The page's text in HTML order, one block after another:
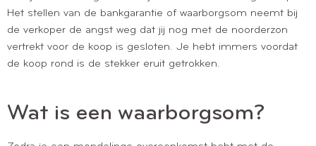
Het stellen van de bankgarantie of waarborgsom neemt bij
de verkoper de angst weg dat jij nog met de noorderzon
vertrekt voor de koop is gesloten. Je hebt immers voordat
de koop rond is de stekker eruit getrokken.
Wat is een waarborgsom?